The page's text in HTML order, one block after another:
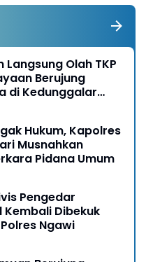
Langsung Olah TKP
Berujung
di Kedunggalar
Hukum, Kapolres
Musnahkan
Pidana Umum
Pengedar
Dibekuk
Ngawi